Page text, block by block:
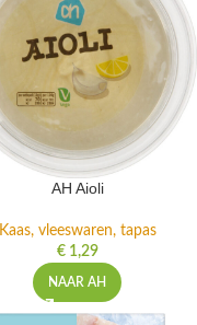
AH Aioli
Kaas, vleeswaren, tapas
€1,29
NAAR AH